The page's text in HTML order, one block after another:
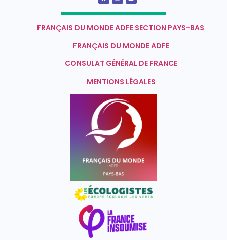
FRANÇAIS DU MONDE ADFE SECTION PAYS-BAS
FRANÇAIS DU MONDE ADFE
CONSULAT GÉNÉRAL DE FRANCE
MENTIONS LÉGALES